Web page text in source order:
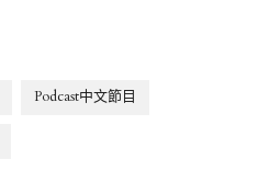
Podcast中文節目